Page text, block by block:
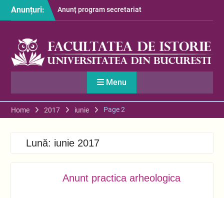
Anunțuri:
Anunț program secretariat
– luna august
2026
S-au afișat informațiile
despre cazarea studenților
în anul universitar 2026-
Menu
Home 2017 iunie Page 2
Lună: iunie 2017
Anunt practica arheologica